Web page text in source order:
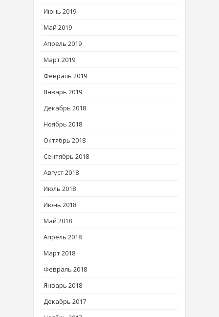
Июнь 2019
Май 2019
Апрель 2019
Март 2019
Февраль 2019
Январь 2019
Декабрь 2018
Ноябрь 2018
Октябрь 2018
Сентябрь 2018
Август 2018
Июль 2018
Июнь 2018
Май 2018
Апрель 2018
Март 2018
Февраль 2018
Январь 2018
Декабрь 2017